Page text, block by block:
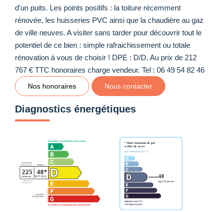
d'un puits. Les points positifs : la toiture récemment
rénovée, les huisseries PVC ainsi que la chaudière au gaz
de ville neuves. A visiter sans tarder pour découvrir tout le
potentiel de ce bien : simple rafraichissement ou totale
rénovation à vous de choisir ! DPE : D/D. Au prix de 212
767 € TTC honoraires charge vendeur. Tel : 06 49 54 82 46
Nos honoraires Nous contacter
Diagnostics énergétiques